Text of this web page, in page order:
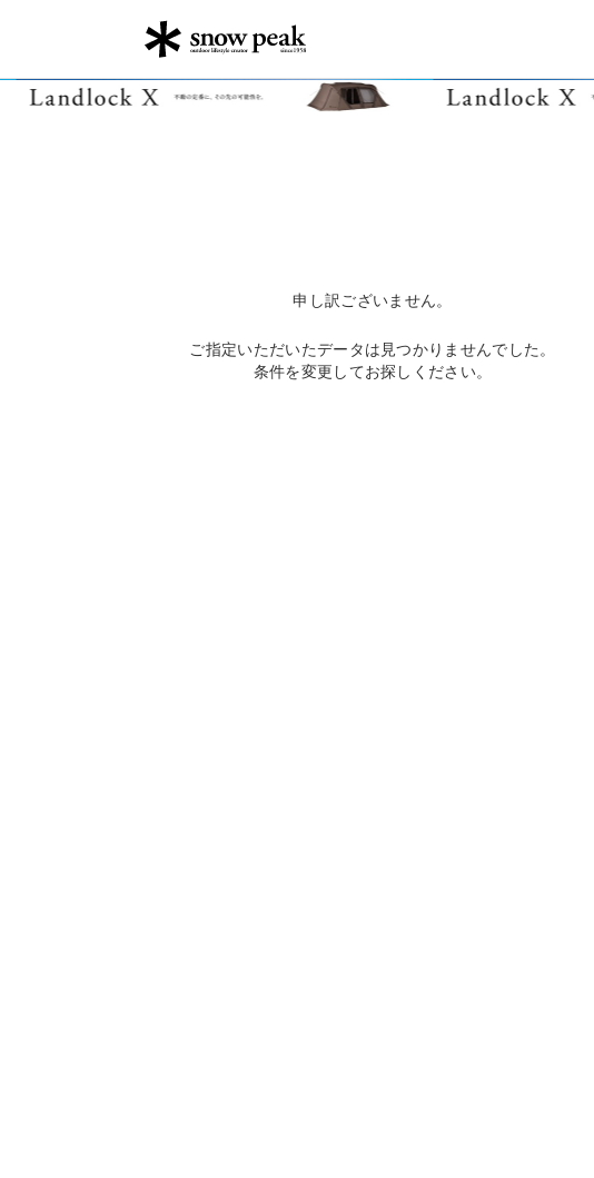
申し訳ございません。
ご指定いただいたデータは見つかりませんでした。
条件を変更してお探しください。